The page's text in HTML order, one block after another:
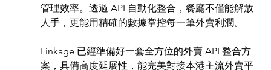
管理效率。透過 API 自動化整合，餐廳不僅能解放
人手，更能用精確的數據掌控每一筆外賣利潤。
Linkage 已經準備好一套全方位的外賣 API 整合方
案，具備高度延展性，能完美對接本港主流外賣平